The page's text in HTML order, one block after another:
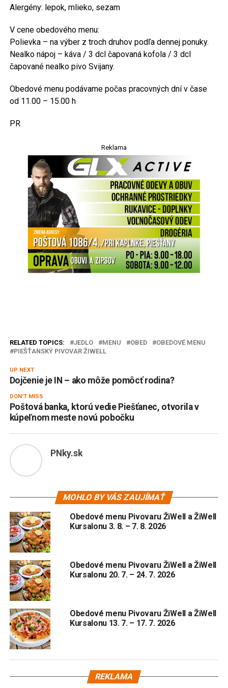
Alergény: lepok, mlieko, sezam
V cene obedového menu:
Polievka – na výber z troch druhov podľa dennej ponuky.
Nealko nápoj – káva / 3 dcl čapovaná kofola / 3 dcl
čapované nealko pivo Svijany.
Obedové menu podávame počas pracovných dní v čase
od 11.00 – 15.00 h
PR
Reklama
RELATED TOPICS: JEDLO MENU OBED
OBEDOVÉ MENU
PIEŠŤANSKÝ PIVOVAR ŽIWELL
UP NEXT
Dojčenie je IN – ako môže pomôcť rodina?
DON'T MISS
Poštová banka, ktorú vedie Piešťanec, otvorila v
kúpeľnom meste novú pobočku
PNky.sk
MOHLO BY VÁS ZAUJÍMAŤ
Obedové menu Pivovaru ŽiWell a ŽiWell
Kursalonu 3. 8. – 7. 8. 2026
Obedové menu Pivovaru ŽiWell a ŽiWell
Kursalonu 20. 7. – 24. 7. 2026
Obedové menu Pivovaru ŽiWell a ŽiWell
Kursalonu 13. 7. – 17. 7. 2026
REKLAMA